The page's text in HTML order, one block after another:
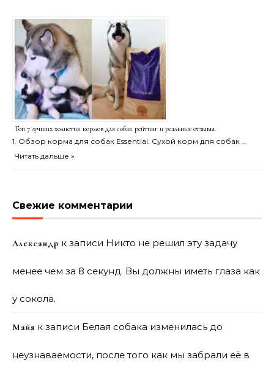
Топ 7 лучших холистик кормов для собак рейтинг и реальные отзывы.
1. Обзор корма для собак Essential. Сухой корм для собак …
Читать дальше »
Свежие комментарии
Александр к записи Никто не решил эту задачу
менее чем за 8 секунд. Вы должны иметь глаза как
у сокола.
Майя к записи Белая собака изменилась до
неузнаваемости, после того как мы забрали её в